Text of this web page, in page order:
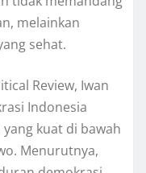
melainkan
sehat.
Review, Iwan
Indonesia
kuat di bawah
Menurutnya,